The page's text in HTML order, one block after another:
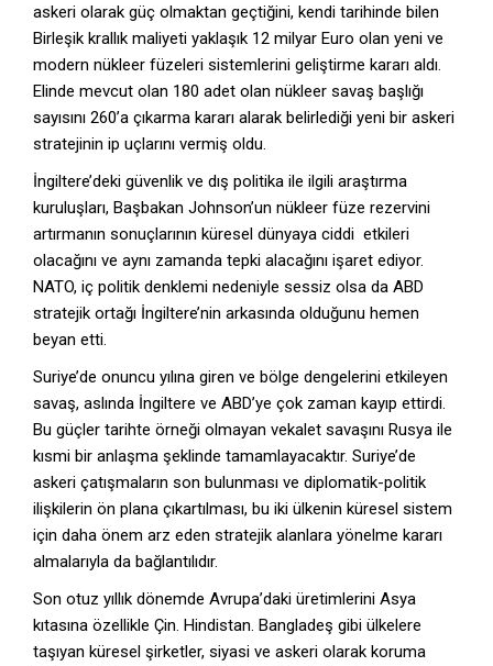
askeri olarak güç olmaktan geçtiğini, kendi tarihinde bilen
Birleşik krallık maliyeti yaklaşık 12 milyar Euro olan yeni ve
modern nükleer füzeleri sistemlerini geliştirme kararı aldı.
Elinde mevcut olan 180 adet olan nükleer savaş başlığı
sayısını 260’a çıkarma kararı alarak belirlediği yeni bir askeri
stratejinin ip uçlarını vermiş oldu.
İngiltere’deki güvenlik ve dış politika ile ilgili araştırma
kuruluşları, Başbakan Johnson’un nükleer füze rezervini
artırmanın sonuçlarının küresel dünyaya ciddi etkileri
olacağını ve aynı zamanda tepki alacağını işaret ediyor.
NATO, iç politik denklemi nedeniyle sessiz olsa da ABD
stratejik ortağı İngiltere’nin arkasında olduğunu hemen
beyan etti.
Suriye’de onuncu yılına giren ve bölge dengelerini etkileyen
savaş, aslında İngiltere ve ABD’ye çok zaman kayıp ettirdi.
Bu güçler tarihte örneği olmayan vekalet savaşını Rusya ile
kısmi bir anlaşma şeklinde tamamlayacaktır. Suriye’de
askeri çatışmaların son bulunması ve diplomatik-politik
ilişkilerin ön plana çıkartılması, bu iki ülkenin küresel sistem
için daha önem arz eden stratejik alanlara yönelme kararı
almalarıyla da bağlantılıdır.
Son otuz yıllık dönemde Avrupa’daki üretimlerini Asya
kıtasına özellikle Çin. Hindistan. Bangladeş gibi ülkelere
taşıyan küresel şirketler, siyasi ve askeri olarak koruma